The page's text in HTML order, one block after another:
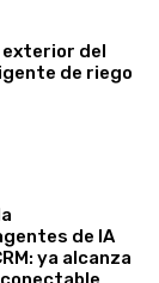
del
de riego
de IA
ya alcanza